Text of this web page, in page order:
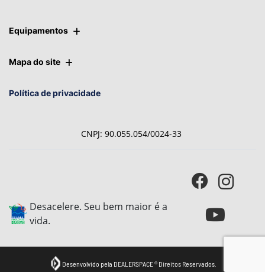
Equipamentos
Mapa do site
Política de privacidade
CNPJ: 90.055.054/0024-33
Desacelere. Seu bem maior é a
vida.
Desenvolvido pela DEALERSPACE ® Direitos Reservados.